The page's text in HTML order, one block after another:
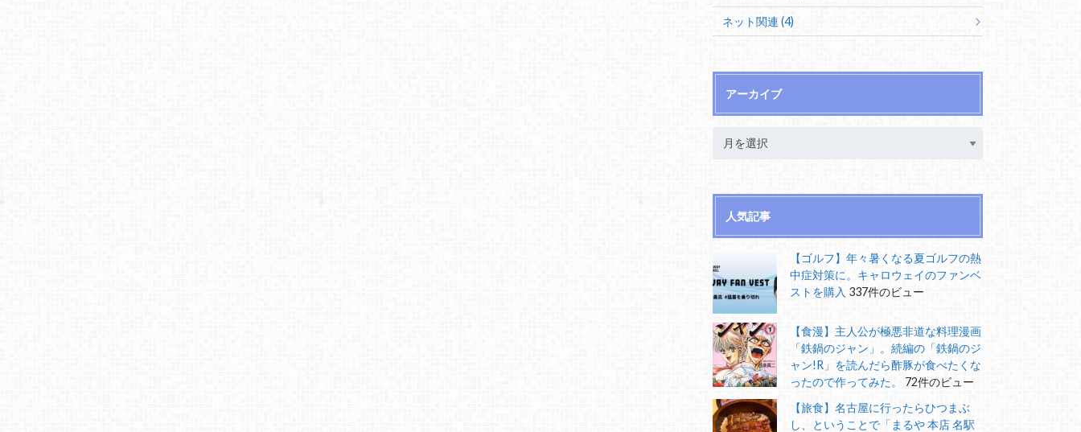
ネット関連 (4)
アーカイブ
人気記事
【ゴルフ】年々暑くなる夏ゴルフの熱
中症対策に。キャロウェイのファンベ
ストを購入 337件のビュー
【食漫】主人公が極悪非道な料理漫画
「鉄鍋のジャン」。続編の「鉄鍋のジ
ャン!R」を読んだら酢豚が食べたくな
ったので作ってみた。
72件のビュー
【旅食】名古屋に行ったらひつまぶ
し、ということで「まるや 本店 名駅